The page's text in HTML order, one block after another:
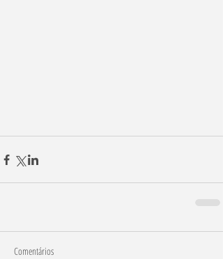
Comentários